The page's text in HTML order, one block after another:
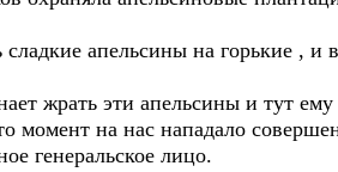
апельсины на горькие , и
жрать эти апельсины и тут ему
момент на нас нападало
генеральское лицо.